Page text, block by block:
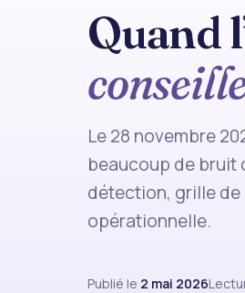
Quand
Le 28 novembre
beaucoup de bruit
détection, grille
opérationnelle.
Publié le 2 mai 2026